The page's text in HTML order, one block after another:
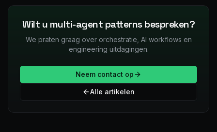
Wilt u multi-agent patterns bespreken?
We praten graag over orchestratie, AI workflows en
engineering uitdagingen.
Neem contact op
Alle artikelen